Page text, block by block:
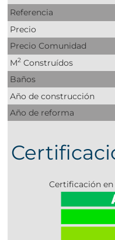
Referencia
Precio
Precio Comunidad
M2 Construídos
Baños
Año de construcción
Año de reforma
Certificación